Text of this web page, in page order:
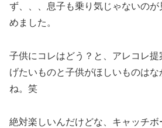
ず、、、息子も乗り気じゃないの
めました。
子供にコレはどう？と、アレコレ
げたいものと子供がほしいものは
ね。笑
絶対楽しいんだけどな、キャッチボ